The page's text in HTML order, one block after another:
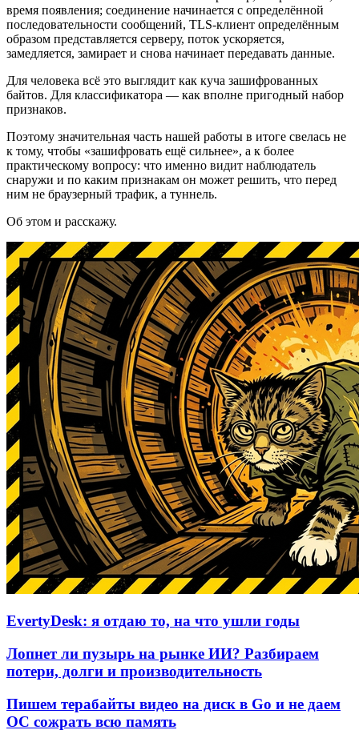
время появления; соединение начинается с определённой
последовательности сообщений, TLS-клиент определённым
образом представляется серверу, поток ускоряется,
замедляется, замирает и снова начинает передавать данные.
Для человека всё это выглядит как куча зашифрованных
байтов. Для классификатора — как вполне пригодный набор
признаков.
Поэтому значительная часть нашей работы в итоге свелась не
к тому, чтобы «зашифровать ещё сильнее», а к более
практическому вопросу: что именно видит наблюдатель
снаружи и по каким признакам он может решить, что перед
ним не браузерный трафик, а туннель.
Об этом и расскажу.
EvertyDesk: я отдаю то, на что ушли годы
Лопнет ли пузырь на рынке ИИ? Разбираем
потери, долги и производительность
Пишем терабайты видео на диск в Go и не даем
ОС сожрать всю память